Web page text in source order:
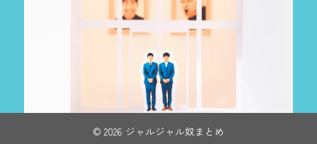
© 2026 ジャルジャル奴まとめ